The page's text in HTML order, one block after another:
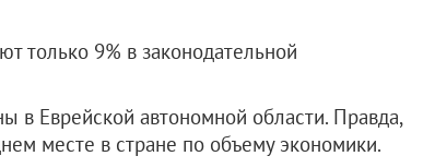
только 9% в законодательной
в Еврейской автономной области. Правда,
месте в стране по объему экономики.